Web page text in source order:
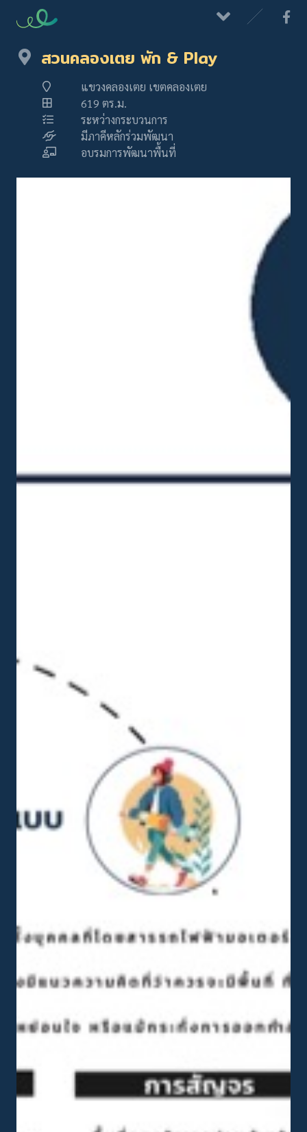
สวนคลองเตย พัก & Play
แขวงคลองเตย เขตคลองเตย
619 ตร.ม.
ระหว่างกระบวนการ
มีภาคีหลักร่วมพัฒนา
อบรมการพัฒนาพื้นที่